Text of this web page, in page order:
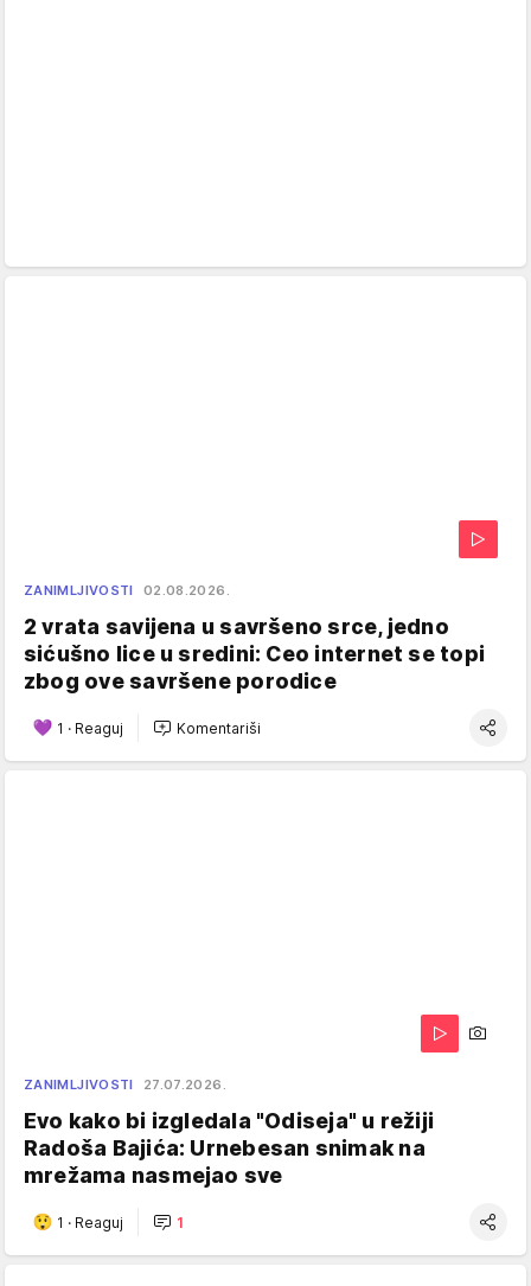
ZANIMLJIVOSTI 02.08.2026.
2 vrata savijena u savršeno srce, jedno
sićušno lice u sredini: Ceo internet se topi
zbog ove savršene porodice
1 · Reaguj Komentariši
ZANIMLJIVOSTI 27.07.2026.
Evo kako bi izgledala "Odiseja" u režiji
Radoša Bajića: Urnebesan snimak na
mrežama nasmejao sve
1 · Reaguj 1